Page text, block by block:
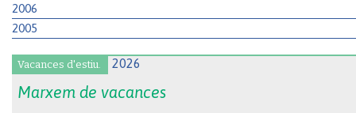
2006
2005
Vacances d'estiu.
Marxem de vacances